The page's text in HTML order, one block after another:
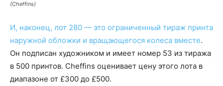
(Cheffins)
И, наконец, лот 280 — это ограниченный тираж принта
наружной обложки и вращающегося колеса вместе.
Он подписан художником и имеет номер 53 из тиража
в 500 принтов. Cheffins оценивает цену этого лота в
диапазоне от £300 до £500.